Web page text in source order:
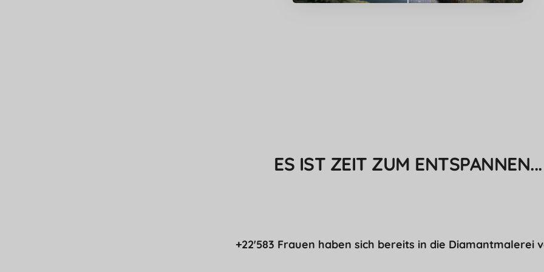
ES IST ZEIT ZUM ENTSPANNEN...
+22'583 Frauen haben sich bereits in die Diamantmalerei